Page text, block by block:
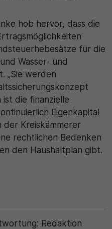
hob hervor, dass die
für die
Wasser- und
„Sie werden
ist die finanzielle
Eigenkapital
der Kreiskämmerer
rechtlichen Bedenken
den Haushaltplan gibt.
Redaktion